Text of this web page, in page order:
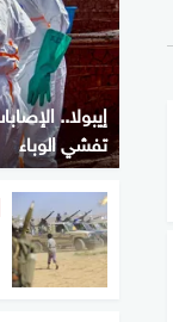
تفشي الوباء